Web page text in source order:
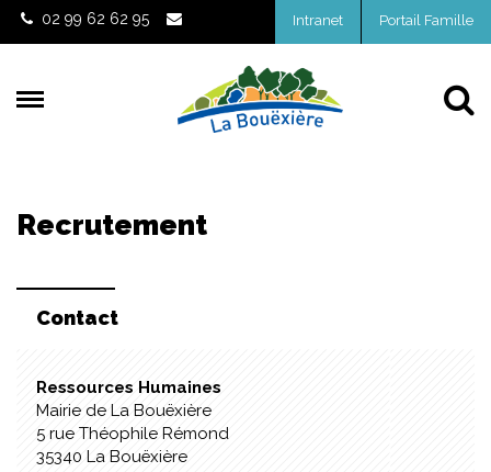
Gestion des traceurs
02 99 62 62 95 Intranet Portail Famille
Recrutement
Contact
Ressources Humaines
Mairie de La Bouëxière
5 rue Théophile Rémond
35340 La Bouëxière